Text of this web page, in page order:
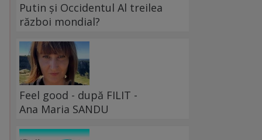
Putin și Occidentul Al treilea
război mondial?
Feel good - după FILIT -
Ana Maria SANDU